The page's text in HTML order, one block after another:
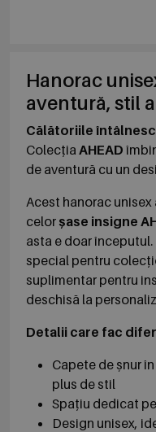
Hanorac
aventură, stil
Călătoriile
Colecția AHEAD
de aventură cu un
Acest hanorac
celor șase insigne
asta e doar
special pentru
suplimentar pentru
deschisă la
Detalii care fac
Capete de șnur
plus de stil
Spațiu dedicat
Design unisex,